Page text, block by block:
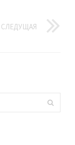
СЛЕДУЩАЯ